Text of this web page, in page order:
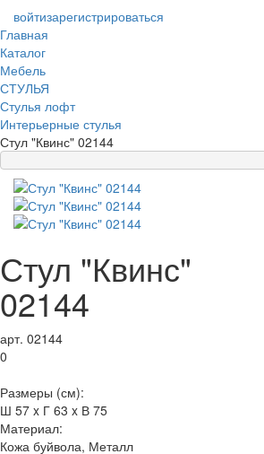
войтизарегистрироваться
Главная
Каталог
Мебель
СТУЛЬЯ
Стулья лофт
Интерьерные стулья
Стул "Квинс" 02144
Стул "Квинс"
02144
арт. 02144
0
Размеры (см):
Ш 57 x Г 63 x В 75
Материал:
Кожа буйвола, Металл